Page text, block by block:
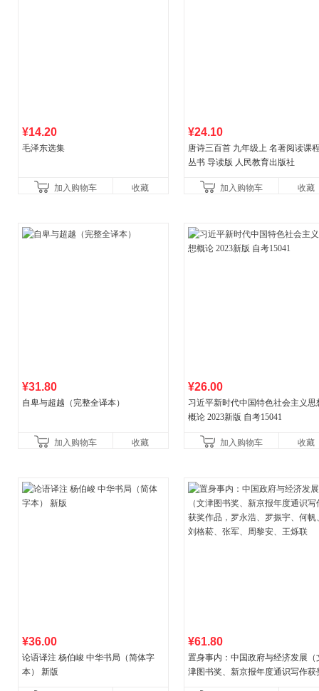
¥14.20
毛泽东选集
加入购物车 收藏
¥24.10
唐诗三百首 九年级上 名著阅读课
丛书 导读版 人民教育出版社
加入购物车 收藏
¥31.80
自卑与超越（完整全译本）
加入购物车 收藏
¥26.00
习近平新时代中国特色社会主义思
概论 2023新版 自考15041
加入购物车 收藏
¥36.00
论语译注 杨伯峻 中华书局（简体字
本） 新版
¥61.80
置身事内：中国政府与经济发展（
津图书奖、新京报年度通识写作获